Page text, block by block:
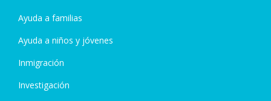
Ayuda a familias
Ayuda a niños y jóvenes
Inmigración
Investigación